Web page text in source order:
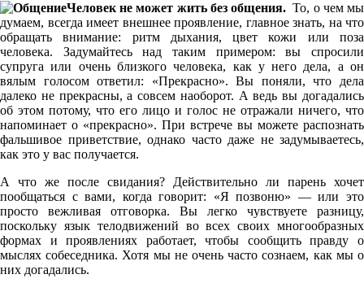
Человек не может жить без общения. То, о чем мы
думаем, всегда имеет внешнее проявление, главное знать, на что
обращать внимание: ритм дыхания, цвет кожи или поза
человека. Задумайтесь над таким примером: вы спросили
супруга или очень близкого человека, как у него дела, а он
вялым голосом ответил: «Прекрасно». Вы поняли, что дела
далеко не прекрасны, а совсем наоборот. А ведь вы догадались
об этом потому, что его лицо и голос не отражали ничего, что
напоминает о «прекрасно». При встрече вы можете распознать
фальшивое приветствие, однако часто даже не задумываетесь,
как это у вас получается.
А что же после свидания? Действительно ли парень хочет
пообщаться с вами, когда говорит: «Я позвоню» — или это
просто вежливая отговорка. Вы легко чувствуете разницу,
поскольку язык телодвижений во всех своих многообразных
формах и проявлениях работает, чтобы сообщить правду о
мыслях собеседника. Хотя мы не очень часто сознаем, как мы о
них догадались.